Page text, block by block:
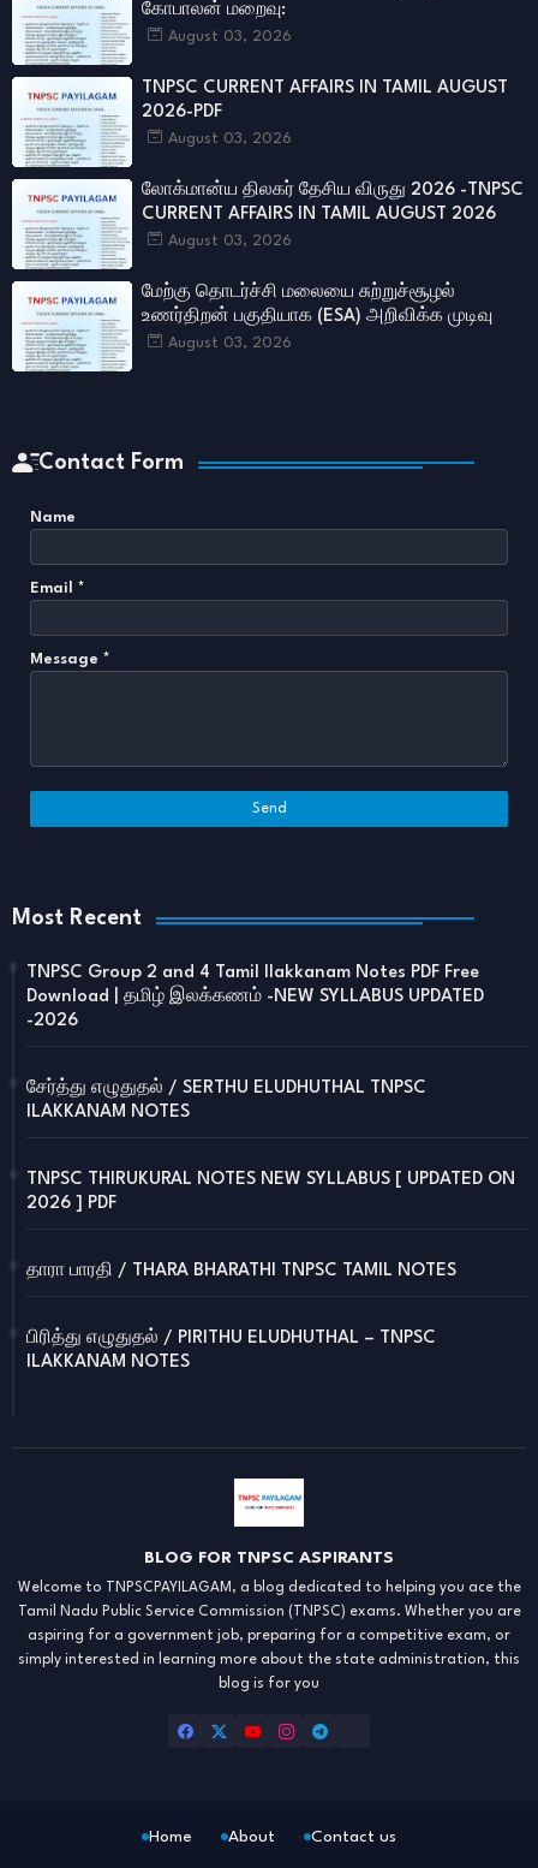
கோபாலன் மறைவு:
August 03, 2026
TNPSC CURRENT AFFAIRS IN TAMIL AUGUST
2026-PDF
August 03, 2026
லோக்மான்ய திலகர் தேசிய விருது 2026 -TNPSC
CURRENT AFFAIRS IN TAMIL AUGUST 2026
August 03, 2026
மேற்கு தொடர்ச்சி மலையை சுற்றுச்சூழல்
உணர்திறன் பகுதியாக (ESA) அறிவிக்க முடிவு
August 03, 2026
Contact Form
Name
Email *
Message *
Most Recent
TNPSC Group 2 and 4 Tamil Ilakkanam Notes PDF Free
Download | தமிழ் இலக்கணம் -NEW SYLLABUS UPDATED
-2026
சேர்த்து எழுதுதல் / SERTHU ELUDHUTHAL TNPSC
ILAKKANAM NOTES
TNPSC THIRUKURAL NOTES NEW SYLLABUS [ UPDATED ON
2026 ] PDF
தாரா பாரதி / THARA BHARATHI TNPSC TAMIL NOTES
பிரித்து எழுதுதல் / PIRITHU ELUDHUTHAL – TNPSC
ILAKKANAM NOTES
BLOG FOR TNPSC ASPIRANTS
Welcome to TNPSCPAYILAGAM, a blog dedicated to helping you ace the
Tamil Nadu Public Service Commission (TNPSC) exams. Whether you are
aspiring for a government job, preparing for a competitive exam, or
simply interested in learning more about the state administration, this
blog is for you
Home About Contact us